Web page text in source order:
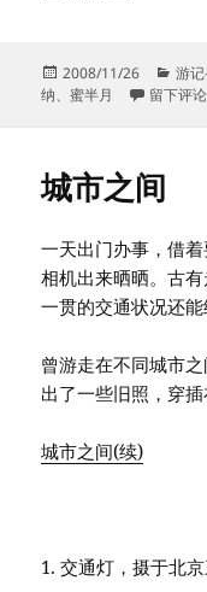
发
布
2008/11/26
分
类
游
纳、蜜半月 于结婚
留下评论
城市之间
一天出门办事，借
相机出来晒晒。古
一贯的交通状况还能
曾游走在不同城市
出了一些旧照，穿
城市之间(续)
1. 交通灯，摄于北